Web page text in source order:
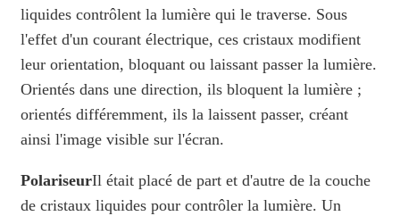
liquides contrôlent la lumière qui le traverse. Sous
l'effet d'un courant électrique, ces cristaux modifient
leur orientation, bloquant ou laissant passer la lumière.
Orientés dans une direction, ils bloquent la lumière ;
orientés différemment, ils la laissent passer, créant
ainsi l'image visible sur l'écran.
PolariseurIl était placé de part et d'autre de la couche
de cristaux liquides pour contrôler la lumière. Un